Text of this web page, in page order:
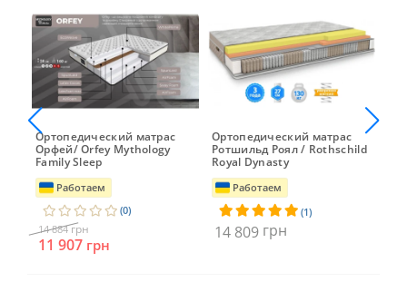
Ортопедический матрас
Орфей/ Orfey Mythology
Family Sleep
Работаем
(0)
14 884грн
11 907 грн
Ортопедический матрас
Ротшильд Роял / Rothschild
Royal Dynasty
Работаем
(1)
14 809 грн